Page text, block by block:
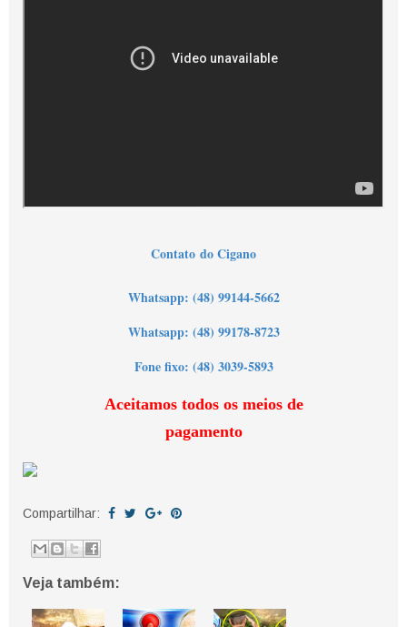
Contato do Cigano
Whatsapp: (48) 99144-5662
Whatsapp: (48) 99178-8723
Fone fixo: (48) 3039-5893
Aceitamos todos os meios de
pagamento
Compartilhar:
Veja também: